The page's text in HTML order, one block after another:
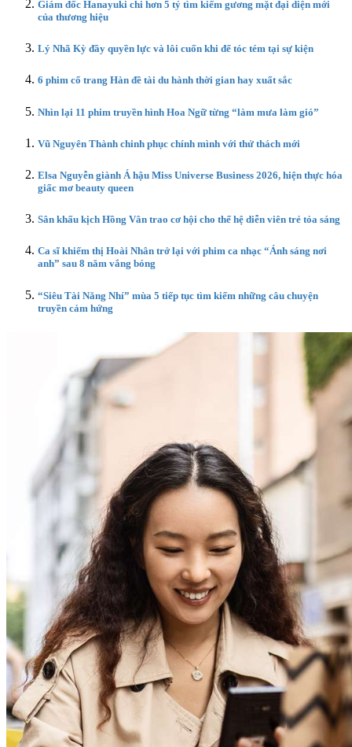
Giám đốc Hanayuki chi hơn 5 tỷ tìm kiếm gương mặt đại diện mới
của thương hiệu
Lý Nhã Kỳ đầy quyền lực và lôi cuốn khi để tóc tém tại sự kiện
6 phim cổ trang Hàn đề tài du hành thời gian hay xuất sắc
Nhìn lại 11 phim truyền hình Hoa Ngữ từng “làm mưa làm gió”
Vũ Nguyên Thành chinh phục chính mình với thử thách mới
Elsa Nguyễn giành Á hậu Miss Universe Business 2026, hiện thực hóa
giấc mơ beauty queen
Sân khấu kịch Hồng Vân trao cơ hội cho thế hệ diễn viên trẻ tỏa sáng
Ca sĩ khiếm thị Hoài Nhân trở lại với phim ca nhạc “Ánh sáng nơi
anh” sau 8 năm vắng bóng
“Siêu Tài Năng Nhí” mùa 5 tiếp tục tìm kiếm những câu chuyện
truyền cảm hứng